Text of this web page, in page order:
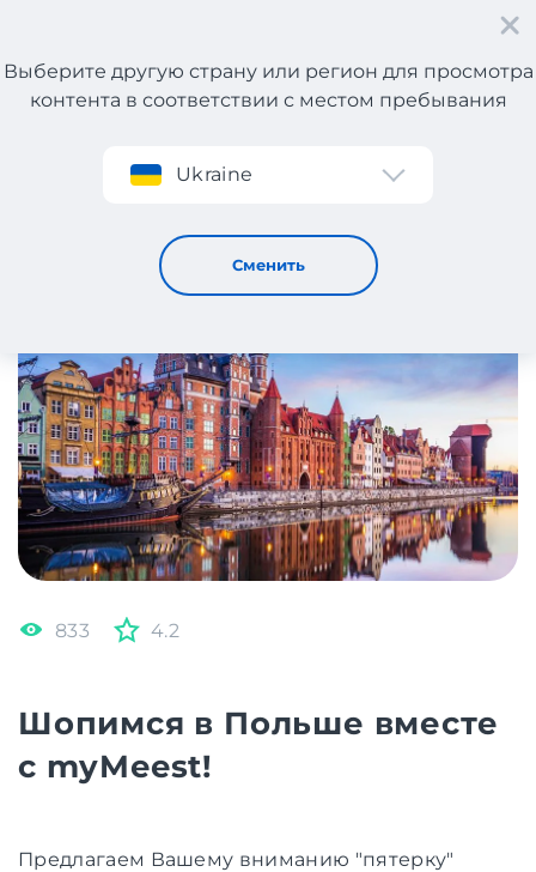
Регистрация
Выберите другую страну или регион для просмотра
контента в соответствии с местом пребывания
Ukraine
Сменить
Шопимся в Польше вместе с myMeest!
833 4.2
Шопимся в Польше вместе
с myMeest!
Предлагаем Вашему вниманию "пятерку"